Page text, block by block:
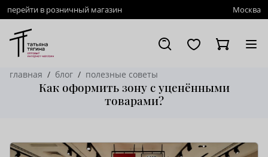
перейти в розничный магазин Москва
главная блог полезные советы
Как оформить зону с уценёнными
товарами?